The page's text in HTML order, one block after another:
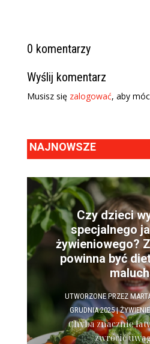
0 komentarzy
Wyślij komentarz
Musisz się zalogować, aby
NAJNOWSZE
Czy dzieci
specjalnego
żywieniowego?
powinna być
UTWORZONE PRZEZ
GRUDNIA 2025|ŻYWIENIE
Chyba znacznie
zwrócić